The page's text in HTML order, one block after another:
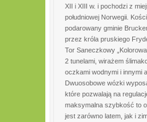
XII i XIII w. i pochodzi z
południowej Norwegii.
podarowany gminie
przez króla pruskiego
Tor Saneczkowy
2 tunelami, wirażem
oczkami wodnymi i innymi
Dwuosobowe wózki
które pozwalają na
maksymalna szybkość to
jest zarówno latem, jak i